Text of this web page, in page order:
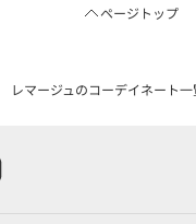
ページトップ
レマージュのコーデイネート一